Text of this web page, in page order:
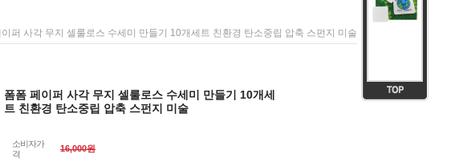
퍼 사각 무지 셀룰로스 수세미 만들기 10개세트 친환경 탄소중립 압축 스펀지 미술
폼폼 페이퍼 사각 무지 셀룰로스 수세미 만들기 10개세
트 친환경 탄소중립 압축 스펀지 미술
소비자가
격
16,000원